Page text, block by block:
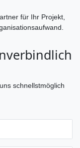
für Ihr Projekt,
schnellstmöglich